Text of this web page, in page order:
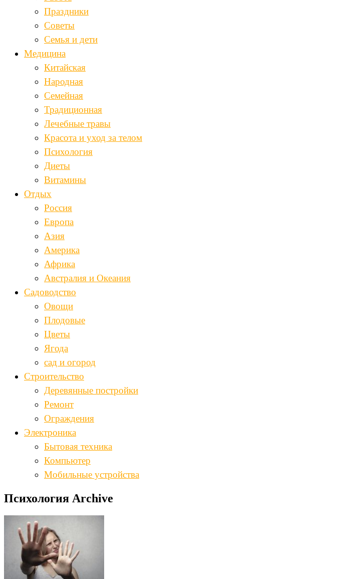
Праздники
Советы
Семья и дети
Медицина
Китайская
Народная
Семейная
Традиционная
Лечебные травы
Красота и уход за телом
Психология
Диеты
Витамины
Отдых
Россия
Европа
Азия
Америка
Африка
Австралия и Океания
Садоводство
Овощи
Плодовые
Цветы
Ягода
сад и огород
Строительство
Деревянные постройки
Ремонт
Ограждения
Электроника
Бытовая техника
Компьютер
Мобильные устройства
Психология Archive